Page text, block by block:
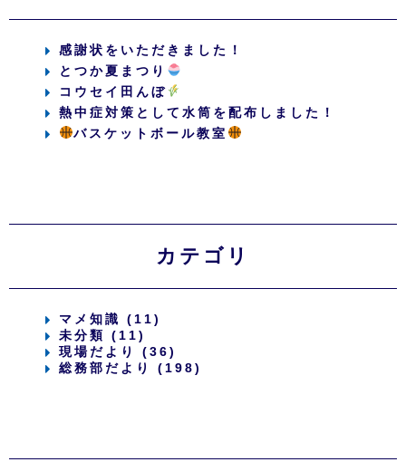
感謝状をいただきました！
とつか夏まつり
コウセイ田んぼ
熱中症対策として水筒を配布しました！
バスケットボール教室
カテゴリ
マメ知識 (11)
未分類 (11)
現場だより (36)
総務部だより (198)